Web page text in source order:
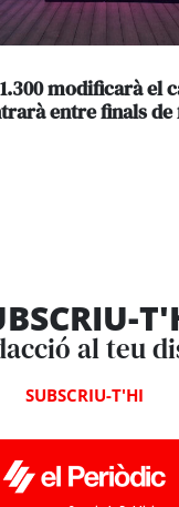
modificarà el
entre finals
al teu
SUBSCRIU-T'HI